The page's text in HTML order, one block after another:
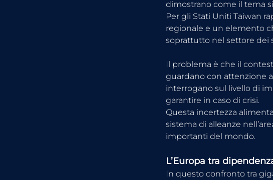
dimostrano come il tema
Per gli Stati Uniti Taiwan
regionale e un elemento
soprattutto nel settore dei
Il problema è che il
guardano con attenzione
interrogano sul livello di
garantire in caso di crisi.
Questa incertezza
sistema di alleanze
importanti del mondo.
L’Europa tra
In questo confronto tra